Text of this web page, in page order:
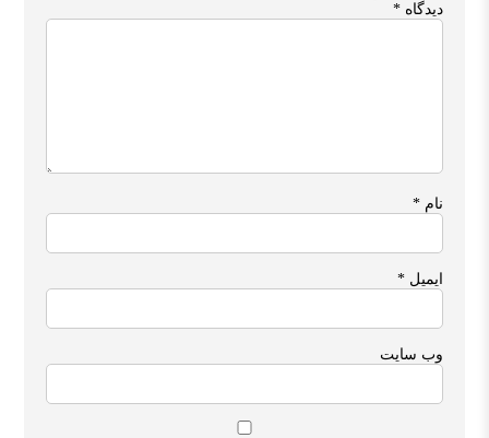
دیدگاه*
نام*
ایمیل*
وب‌ سایت